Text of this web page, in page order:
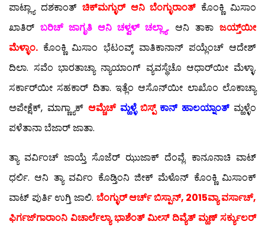
ಪಾಟ್ಲ್ಯಾ ದಶಕಾಂತ್ ಚಿಕ್‍ಮಗ್ಳುರ್ ಆನಿ ಬೆಂಗ್ಳುರಾಂತ್ಕೊಂಕ್ಣಿ ಮಿಸಾಂ
ಖಾತಿರ್ ಬರಿಚ್ ಜಾಗೃತಿ ಆನಿ ಚಳ್ವಳ್ ಚಲ್ಲ್ಯಾ. ಆನಿ ತಾಕಾ ಜಯ್ತ್‌ಯೀ
ಮೆಳ್ಳಾಂ. ಕೊಂಕ್ಣಿ ಮಿಸಾಂ ಭೆಟಂವ್ಕ್ ವಾತಿಕಾನಾನ್ ಪಯ್ಲೆಂಚ್ ಆದೇಶ್
ದಿಲಾ. ಸವೆಂ ಭಾರತಾಚ್ಯಾ ನ್ಯಾಯಾಂಗ್ ವ್ಯವಸ್ಥೆಚೊ ಆಧಾರ್‌ಯೀ ಮೆಳ್ಳಾ.
ಸರ್ಕಾರ್‌ಯೀ ಸಹಕಾರ್ ದಿತಾ. ಇತ್ಲೆಂ ಆಸೊನ್‍ಯೀ ಲಾಖೊಂ ಲೊಕಾಚ್ಯಾ
ಅಪೇಕ್ಷೆಕ್, ಮಾಗ್ಣ್ಯಾಕ್ ಆಮ್ಚೆಚ್ಮ್ಹಳ್ಳೆಬಿಸ್ಪ್ಕಾನ್ ಹಾಲಯ್ನಾಂತ್ಮ್ಹಳ್ಳೆಂ
ಪಳೆತಾನಾ ಬೆಜಾರ್ ಜಾತಾ.
ತ್ಯಾ ವರ್ವಿಂಚ್ ಜಾಯ್ತೆ ಸೊಜೆರ್ ಝುಜಾಕ್ ದೆಂವ್ಲೆ. ಕಾನೂನಾಚಿ ವಾಟ್
ಧರ್ಲಿ. ಆನಿ ತ್ಯಾ ವರ್ವಿಂ ಕೊಡ್ತಿಂನಿ ಜೀಕ್ ಮೆಳೊನ್ ಕೊಂಕ್ಣಿ ಮಿಸಾಂಕ್
ವಾಟ್ ಪುರ್ತಿ ಉಗ್ತಿ ಜಾಲಿ. ಬೆಂಗ್ಳುರ್ ಆರ್ಚ್ ಬಿಸ್ಪಾನ್, 2015ವ್ಯಾ ವರ್ಸಾಚ್,
ಫಿರ್ಗಜ್‍ಗಾರಾಂನಿ ವಿಚಾರ್ಲೆಲ್ಯಾ ಭಾಶೆಂತ್ ಮೀಸ್ ದಿವ್ಯೆತ್ ಮ್ಹಣ್ ಸರ್ಕ್ಯುಲರ್